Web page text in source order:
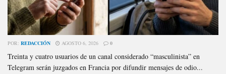
POR: REDACCIÓN AGOSTO 6, 2026 0
Treinta y cuatro usuarios de un canal considerado “masculinista” en
Telegram serán juzgados en Francia por difundir mensajes de odio...